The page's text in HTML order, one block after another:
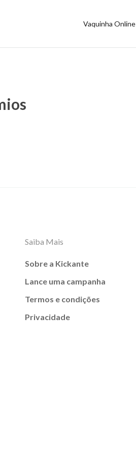
Vaquinha Online
Saiba Mais
Sobre a Kickante
Lance uma campanha
Termos e condições
Privacidade